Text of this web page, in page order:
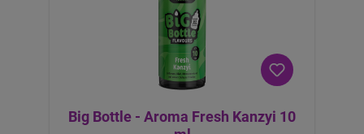
Big Bottle - Aroma Fresh Kanzyi 10